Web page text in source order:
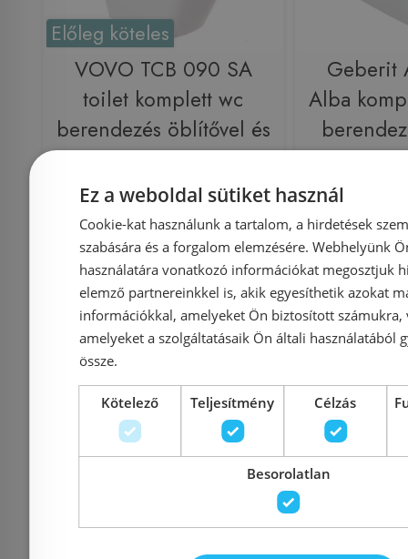
Előleg köteles
VOVO TCB 090 SA
toilet komplett wc
berendezés öblítővel és
elektromos bidével
ellátva
Azonosító: 193655
Cikkszám:
799 900 Ft 679 900 Ft
Geberit
Alba
426 630 Ft
-3%
Rendelésre Rendelésre
Ez a weboldal sütiket használ
Cookie-kat használunk a tartalom, a hirdetések
szabására és a forgalom elemzésére. Webhelyünk
használatára vonatkozó információkat megosztjuk
elemző partnereinkkel is, akik egyesíthetik azokat
információkkal, amelyeket Ön biztosított számukra,
amelyeket a szolgáltatásaik Ön általi használatából
össze.
Kötelező Teljesítmény Célzás
Besorolatlan